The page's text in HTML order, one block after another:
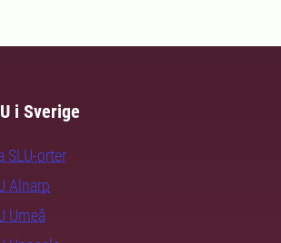
i Sverige
SLU-orter
Alnarp
Umeå